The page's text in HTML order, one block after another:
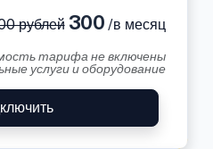
рублей300 /в месяц
тарифа не включены
услуги и оборудование